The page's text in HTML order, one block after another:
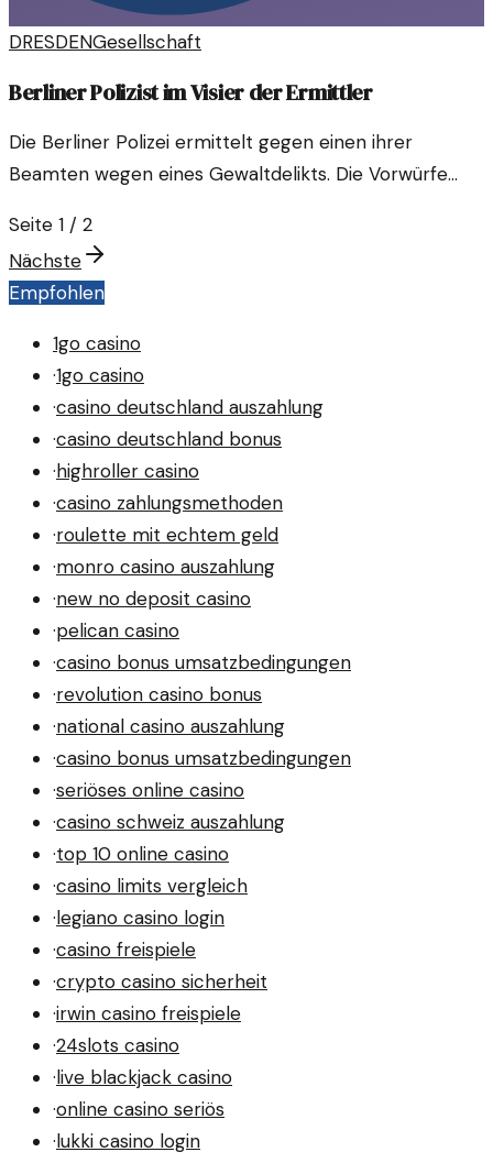
DRESDENGesellschaft
Berliner Polizist im Visier der Ermittler
Die Berliner Polizei ermittelt gegen einen ihrer
Beamten wegen eines Gewaltdelikts. Die Vorwürfe
auf.
Seite 1 / 2
Nächste
Empfohlen
1go casino
·1go casino
·casino deutschland auszahlung
·casino deutschland bonus
·highroller casino
·casino zahlungsmethoden
·roulette mit echtem geld
·monro casino auszahlung
·new no deposit casino
·pelican casino
·casino bonus umsatzbedingungen
·revolution casino bonus
·national casino auszahlung
·casino bonus umsatzbedingungen
·seriöses online casino
·casino schweiz auszahlung
·top 10 online casino
·casino limits vergleich
·legiano casino login
·casino freispiele
·crypto casino sicherheit
·irwin casino freispiele
·24slots casino
·live blackjack casino
·online casino seriös
·lukki casino login